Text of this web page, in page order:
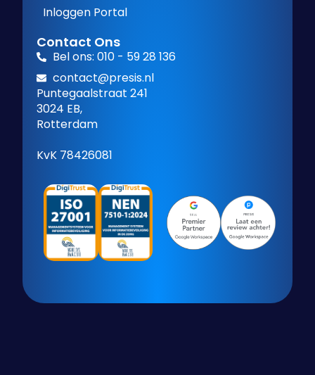
Inloggen Portal
Contact Ons
Bel ons: 010 - 59 28 136
contact@presis.nl
Puntegaalstraat 241
3024 EB,
Rotterdam
KvK 78426081